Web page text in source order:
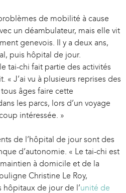
de mobilité à cause
un déambulateur, mais elle vit
genevois. Il y a deux ans,
puis hôpital de jour.
tai-chi fait partie des activités
« J’ai vu à plusieurs reprises des
âges faire cette
les parcs, lors d’un voyage
intéressée. »
de l’hôpital de jour sont des
d’autonomie. « Le tai-chi est
à domicile et de la
Christine Le Roy,
de jour de l’unité de